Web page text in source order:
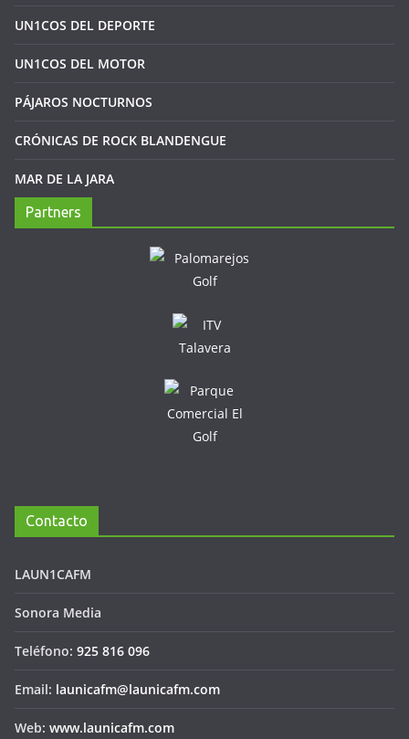
UN1COS DEL DEPORTE
UN1COS DEL MOTOR
PÁJAROS NOCTURNOS
CRÓNICAS DE ROCK BLANDENGUE
MAR DE LA JARA
Partners
Contacto
LAUN1CAFM
Sonora Media
Teléfono: 925 816 096
Email: launicafm@launicafm.com
Web: www.launicafm.com